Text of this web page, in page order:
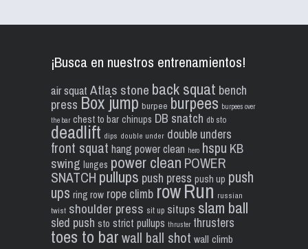
¡Busca en nuestros entrenamientos!
air squat Atlas stone back squat bench
press Box jump burpee burpees burpees over
the bar chest to bar chinups DB snatch db sto
deadlift dips double under double unders
front squat hang power clean hero hspu KB
swing lunges power clean POWER
SNATCH pullups push press push up push
ups ring row rope climb rowRun russian
twist shoulder press sit up situps slam ball
sled push sto strict pullups thruster thrusters
toes to barwall ball shot wall climb